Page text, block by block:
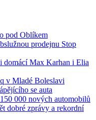
pod Oblíkem
prodejnu Stop
domácí Max Karhan i Elia
v Mladé Boleslavi
se auta
000 nových automobilů
dobré zprávy a rekordní